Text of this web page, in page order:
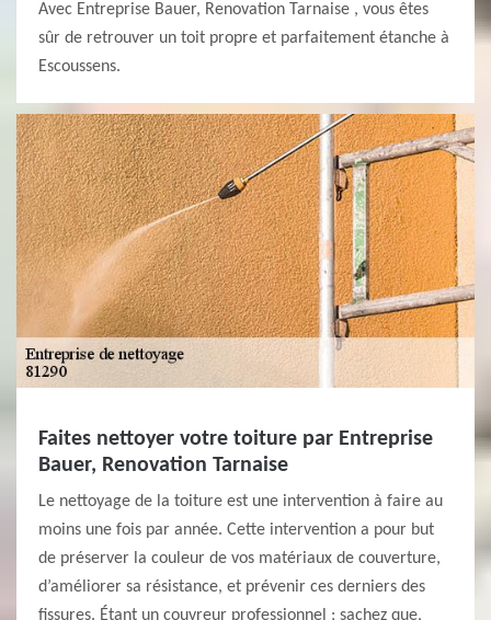
Avec Entreprise Bauer, Renovation Tarnaise , vous êtes
sûr de retrouver un toit propre et parfaitement étanche à
Escoussens.
Faites nettoyer votre toiture par Entreprise
Bauer, Renovation Tarnaise
Le nettoyage de la toiture est une intervention à faire au
moins une fois par année. Cette intervention a pour but
de préserver la couleur de vos matériaux de couverture,
d’améliorer sa résistance, et prévenir ces derniers des
fissures. Étant un couvreur professionnel ; sachez que,